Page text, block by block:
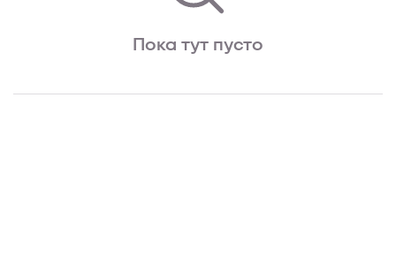
Пока тут пусто